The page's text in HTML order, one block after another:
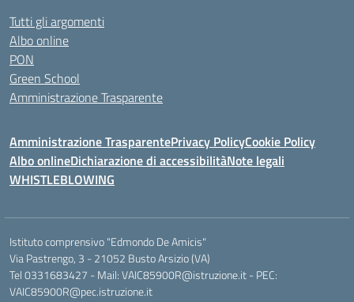
Tutti gli argomenti
Albo online
PON
Green School
Amministrazione Trasparente
Amministrazione TrasparentePrivacy PolicyCookie Policy
Albo onlineDichiarazione di accessibilitàNote legali
WHISTLEBLOWING
Istituto comprensivo "Edmondo De Amicis"
Via Pastrengo, 3 - 21052 Busto Arsizio (VA)
Tel 0331683427 - Mail: VAIC85900R@istruzione.it - PEC:
VAIC85900R@pec.istruzione.it